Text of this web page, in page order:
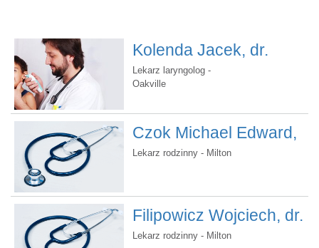
Kolenda Jacek, dr.
Lekarz laryngolog -
Oakville
Czok Michael Edward,
dr
Lekarz rodzinny - Milton
Filipowicz Wojciech, dr.
Lekarz rodzinny - Milton